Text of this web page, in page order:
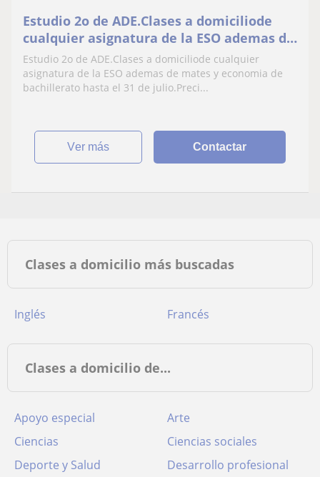
Estudio 2o de ADE.Clases a domiciliode
cualquier asignatura de la ESO ademas de
mates y economia de bachillerato hasta
el 31 de julio.Precio 10€/hora
Estudio 2o de ADE.Clases a domiciliode cualquier
asignatura de la ESO ademas de mates y economia de
bachillerato hasta el 31 de julio.Preci...
ver más Contactar
Clases a domicilio más buscadas
Inglés Francés
Clases a domicilio de...
Apoyo especial
Arte
Ciencias
Ciencias sociales
Deporte y Salud
Desarrollo profesional